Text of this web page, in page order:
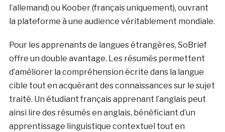
l’allemand) ou Koober (français uniquement), ouvrant
la plateforme à une audience véritablement mondiale.
Pour les apprenants de langues étrangères, SoBrief
offre un double avantage. Les résumés permettent
d’améliorer la compréhension écrite dans la langue
cible tout en acquérant des connaissances sur le sujet
traité. Un étudiant français apprenant l’anglais peut
ainsi lire des résumés en anglais, bénéficiant d’un
apprentissage linguistique contextuel tout en